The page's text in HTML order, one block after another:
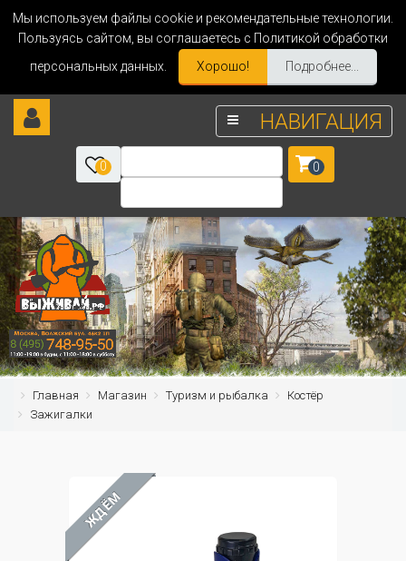
Мы используем файлы cookie и рекомендательные технологии.
Пользуясь сайтом, вы соглашаетесь с Политикой обработки
персональных данных.
Хорошо! Подробнее...
НАВИГАЦИЯ
0 0
Главная Магазин Туризм и рыбалка
Костёр
Зажигалки
ЖДЁМ